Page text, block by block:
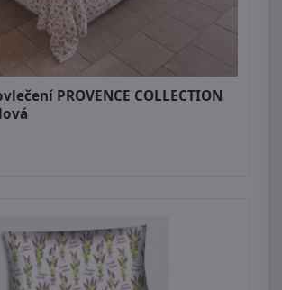
PROVENCE COLLECTION